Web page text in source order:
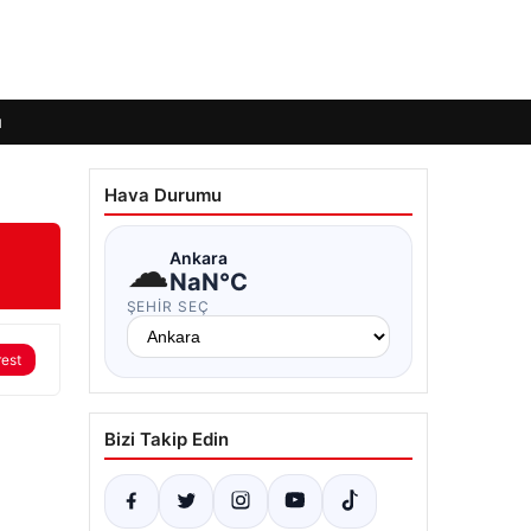
Hava Durumu
☁Ankara
NaN°C
ŞEHIR SEÇ
Bizi Takip Edin